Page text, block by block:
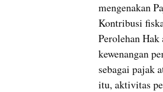
mengenakan
Kontribusi
Perolehan
kewenangan
sebagai pajak
itu, aktivitas